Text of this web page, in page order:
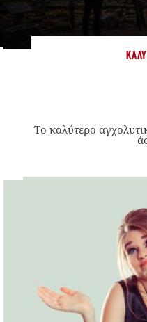
Το καλύτερο